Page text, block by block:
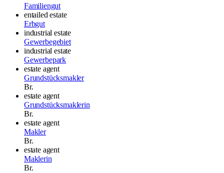
Familiengut
entailed estate
Erbgut
industrial estate
Gewerbegebiet
industrial estate
Gewerbepark
estate agent
Grundstücksmakler
Br.
estate agent
Grundstücksmaklerin
Br.
estate agent
Makler
Br.
estate agent
Maklerin
Br.